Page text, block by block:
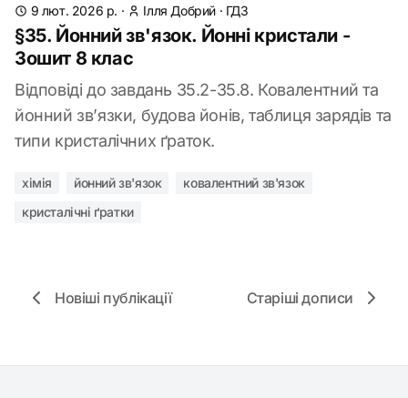
9 лют. 2026 р. · Ілля Добрий · ГДЗ
§35. Йонний зв'язок. Йонні кристали -
Зошит 8 клас
Відповіді до завдань 35.2-35.8. Ковалентний та
йонний зв’язки, будова йонів, таблиця зарядів та
типи кристалічних ґраток.
хімія йонний зв'язок
ковалентний зв'язок
кристалічні ґратки
Новіші публікації Старіші дописи